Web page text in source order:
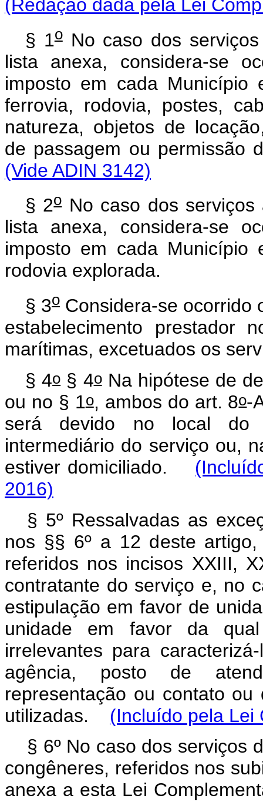
(Redação dada pela Lei
§ 1oNo caso dos
lista anexa, considera-se
imposto em cada Município
ferrovia, rodovia, postes,
natureza, objetos de
de passagem ou
(Vide ADIN 3142)
§ 2oNo caso dos serviços
lista anexa, considera-se
imposto em cada Município
rodovia explorada.
§ 3o Considera-se ocorrido
estabelecimento prestador
marítimas, excetuados os
§ 4o § 4oNa hipótese de
ou no § 1o, ambos do art. 8o-
será devido no local do
intermediário do serviço ou,
estiver domiciliado.
2016)
§ 5º Ressalvadas as
nos §§ 6º a 12 deste
referidos nos incisos XXIII,
contratante do serviço e, no
estipulação em favor de
unidade em favor da
irrelevantes para
agência, posto de
representação ou contato
utilizadas. (Incluído pela Lei
§ 6º No caso dos serviços
congêneres, referidos nos
anexa a esta Lei